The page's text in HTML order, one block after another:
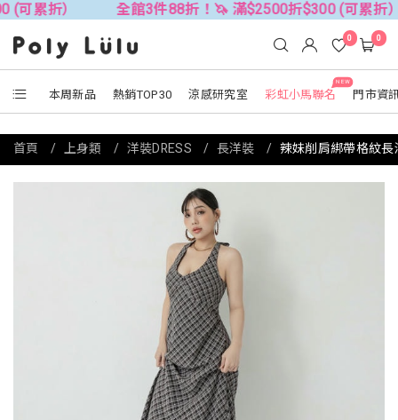
全館3件88折！🦄 滿$2500折$300 (可累折）
本周新品 熱銷TOP30 涼感研究室
NEW
彩虹小馬聯名 門市資
0 0
首頁 上身類 洋裝DRESS 長洋裝 辣妹削肩綁帶格紋